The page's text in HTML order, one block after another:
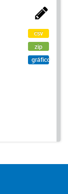
csv
zip
gráfico